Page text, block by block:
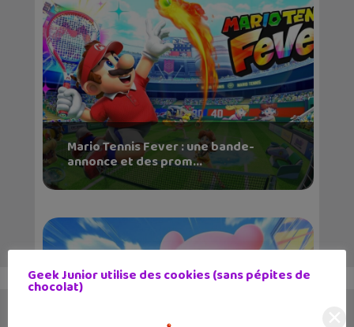
Mario Tennis Fever : une bande-
annonce et des prom...
Geek Junior utilise des cookies (sans pépites de
chocolat)